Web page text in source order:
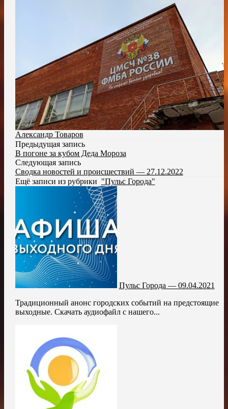
Александр Товаров
Предыдущая запись
В погоне за кубом Деда Мороза
Следующая запись
Сводка новостей и происшествий — 27.12.2022
Ещё записи из рубрики "Пульс Города"
Пульс Города — 09.04.2021
Традиционный анонс городских событий на предстоящие
выходные. Скачать аудиофайл с нашего...